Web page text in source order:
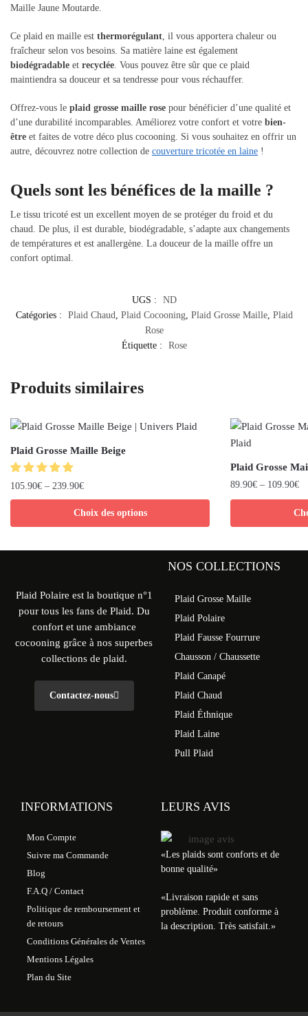
Maille Jaune Moutarde.
Ce plaid en maille est thermorégulant , il vous apportera chaleur ou
fraîcheur selon vos besoins. Sa matière laine est également
biodégradable et recyclée . Vous pouvez être sûr que ce plaid
maintiendra sa douceur et sa tendresse pour vous réchauffer.
Offrez-vous le plaid grosse maille rose pour bénéficier d’une qualité et
d’une durabilité incomparables. Améliorez votre confort et votre bien-
être et faites de votre déco plus cocooning. Si vous souhaitez en offrir un
autre, découvrez notre collection de couverture tricotée en laine !
Quels sont les bénéfices de la maille ?
Le tissu tricoté est un excellent moyen de se protéger du froid et du
chaud. De plus, il est durable, biodégradable, s’adapte aux changements
de températures et est anallergène. La douceur de la maille offre un
confort optimal.
UGS :
ND
Catégories :
Plaid Chaud Plaid Cocooning, Plaid Grosse Maille, Plaid
Rose
Étiquette :
Rose
Produits similaires
Plaid Grosse Maille Beige
105.90€ – 239.90€
Choix des options
Plaid Grosse
89.90€ – 109.90€
Plaid Polaire est la boutique n°1
pour tous les fans de Plaid. Du
confort et une ambiance
cocooning grâce à nos superbes
collections de plaid.
Contactez-nous
NOS COLLECTIONS
Plaid Grosse Maille
Plaid Polaire
Plaid Fausse Fourrure
Chausson / Chaussette
Plaid Canapé
Plaid Chaud
Plaid Éthnique
Plaid Laine
Pull Plaid
INFORMATIONS
Mon Compte
Suivre ma Commande
Blog
F.A.Q / Contact
Politique de remboursement et
de retours
Conditions Générales de Ventes
Mentions Légales
Plan du Site
LEURS AVIS
«Les plaids sont conforts et de
bonne qualité»
«Livraison rapide et sans
problème. Produit conforme à
la description. Très satisfait. »